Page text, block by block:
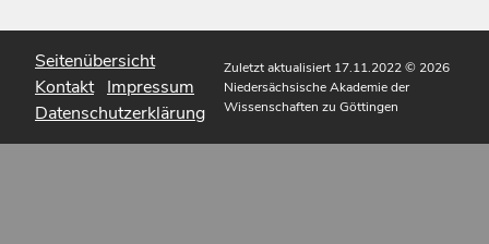
Seitenübersicht
Kontakt Impressum
Datenschutzerklärung
Zuletzt aktualisiert 17.11.2022© 2026
Niedersächsische Akademie der
Wissenschaften zu Göttingen